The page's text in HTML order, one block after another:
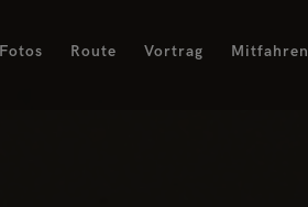
Route Vortrag Mitfahren